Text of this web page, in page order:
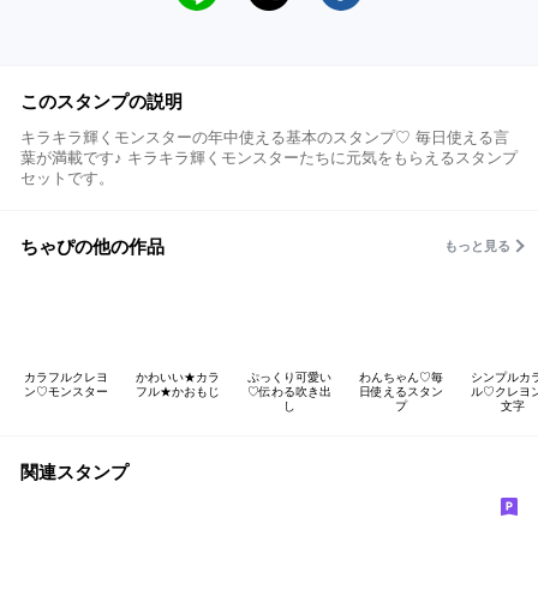
このスタンプの説明
キラキラ輝くモンスターの年中使える基本のスタンプ♡ 毎日使える言
葉が満載です♪ キラキラ輝くモンスターたちに元気をもらえるスタンプ
セットです。
ちゃぴの他の作品 もっと見る
カラフルクレヨ
ン♡モンスター
かわいい★カラ
フル★かおもじ
ぷっくり可愛い
♡伝わる吹き出
し
わんちゃん♡毎
日使えるスタン
プ
シンプルカ
ル♡クレヨ
文字
関連スタンプ